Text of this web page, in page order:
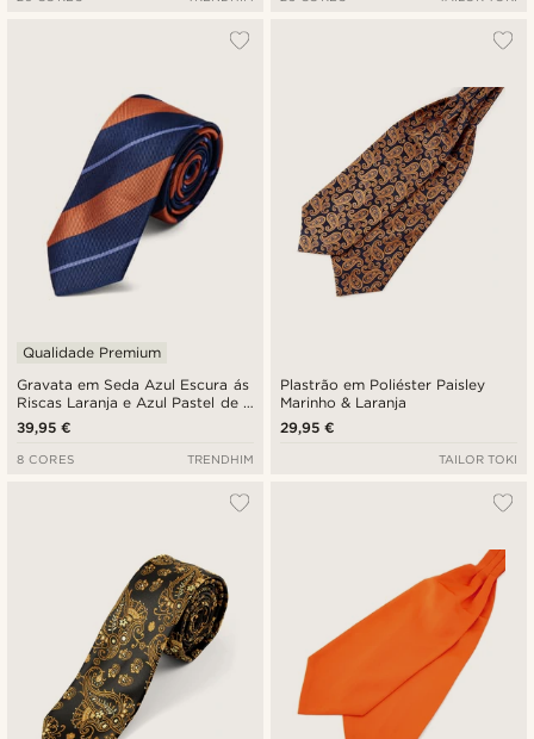
Gravata em Seda Azul Escura ás
Riscas Laranja e Azul Pastel de 6
cm
Qualidade Premium
39,95 €
8 CORES TRENDHIM
Plastrão em Poliéster Paisley
Marinho & Laranja
29,95 €
TAILOR TOKI